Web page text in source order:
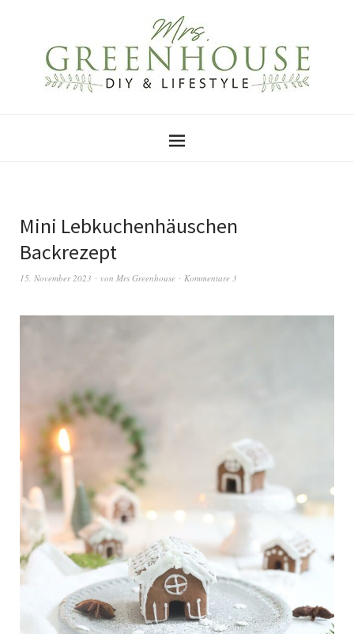
Mini Lebkuchenhäuschen
Backrezept
15. November 2023 von Mrs Greenhouse Kommentare 3